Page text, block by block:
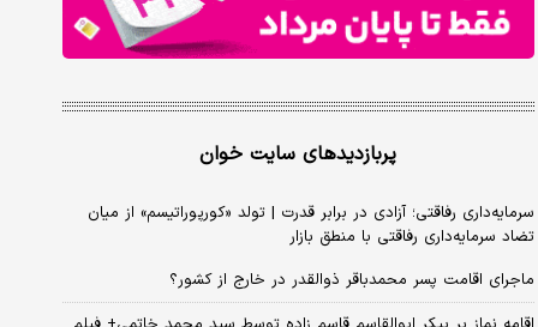
پربازدیدهای سایت خوان
سرمایه‌داری رفاقتی؛ آزادی در برابر قدرت | تولد «کورپوراتیسم» از میان
تضاد سرمایه‌داری رفاقتی با منطق بازار
ماجرای اقامت پسر محمدباقر ذوالقدر در خارج از کشور؟